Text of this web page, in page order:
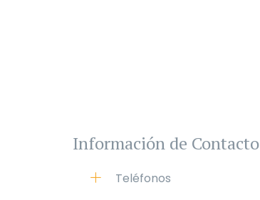
Información de Contacto
Teléfonos